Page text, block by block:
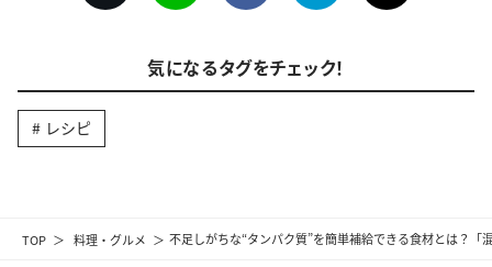
TOP 料理・グルメ 不足しがちな“タンパク質”を簡単補給できる食材とは？
気になるタグをチェック！
レシピ